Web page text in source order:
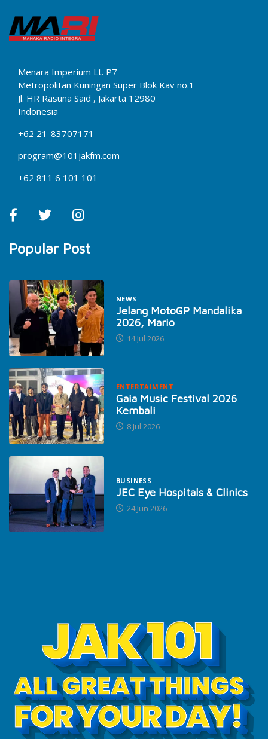
Menara Imperium Lt. P7
Metropolitan Kuningan Super Blok Kav no.1
Jl. HR Rasuna Said , Jakarta 12980
Indonesia
+62 21-83707171
program@101jakfm.com
+62 811 6 101 101
Popular Post
NEWS
Jelang MotoGP Mandalika
2026, Mario
14 Jul 2026
ENTERTAIMENT
Gaia Music Festival 2026
Kembali
8 Jul 2026
BUSINESS
JEC Eye Hospitals & Clinics
24 Jun 2026